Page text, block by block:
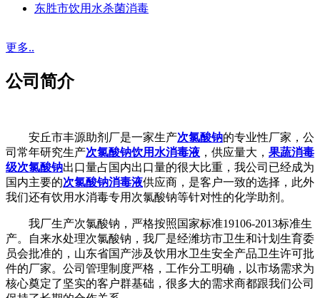
东胜市饮用水杀菌消毒
更多..
公司简介
安丘市丰源助剂厂是一家生产次氯酸钠的专业性厂家，公
司常年研究生产次氯酸钠饮用水消毒液 ，供应量大， 果蔬消毒
级次氯酸钠出口量占国内出口量的很大比重，我公司已经成为
国内主要的次氯酸钠消毒液供应商，是客户一致的选择，此外
我们还有饮用水消毒专用次氯酸钠等针对性的化学助剂。
我厂生产次氯酸钠，严格按照国家标准19106-2013标准生
产。自来水处理次氯酸钠，我厂是经潍坊市卫生和计划生育委
员会批准的，山东省国产涉及饮用水卫生安全产品卫生许可批
件的厂家。公司管理制度严格，工作分工明确，以市场需求为
核心奠定了坚实的客户群基础，很多大的需求商都跟我们公司